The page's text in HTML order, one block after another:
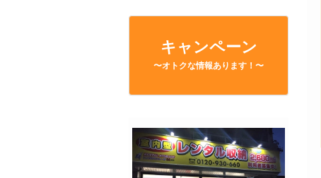
キャンペーン
〜オトクな情報あります！〜